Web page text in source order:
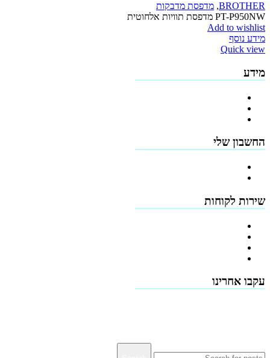
BROTHER
, מדפסת מדבקות
PT-P950NW מדפסת תוויות אלחוטית
Add to wishlist
מידע נוסף
Quick view
מידע
החשבון שלי
שירות לקוחות
עקבו אחרינו